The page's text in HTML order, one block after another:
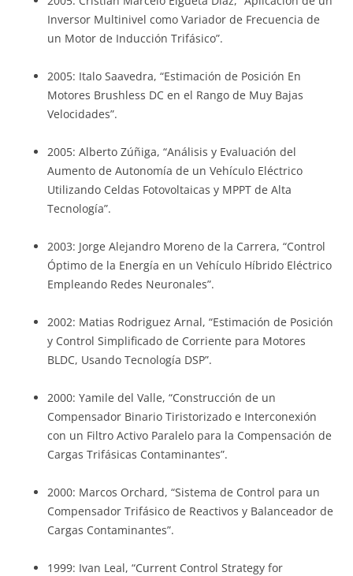
Inversor Multinivel como Variador de Frecuencia de
un Motor de Inducción Trifásico”.
2005: Italo Saavedra, “Estimación de Posición En
Motores Brushless DC en el Rango de Muy Bajas
Velocidades”.
2005: Alberto Zúñiga, “Análisis y Evaluación del
Aumento de Autonomía de un Vehículo Eléctrico
Utilizando Celdas Fotovoltaicas y MPPT de Alta
Tecnología”.
2003: Jorge Alejandro Moreno de la Carrera, “Control
Óptimo de la Energía en un Vehículo Híbrido Eléctrico
Empleando Redes Neuronales”.
2002: Matias Rodriguez Arnal, “Estimación de Posición
y Control Simplificado de Corriente para Motores
BLDC, Usando Tecnología DSP”.
2000: Yamile del Valle, “Construcción de un
Compensador Binario Tiristorizado e Interconexión
con un Filtro Activo Paralelo para la Compensación de
Cargas Trifásicas Contaminantes”.
2000: Marcos Orchard, “Sistema de Control para un
Compensador Trifásico de Reactivos y Balanceador de
Cargas Contaminantes”.
1999: Ivan Leal, “Current Control Strategy for